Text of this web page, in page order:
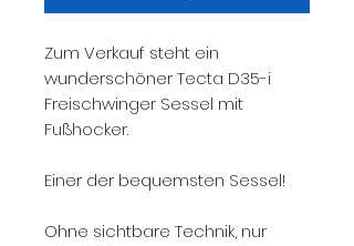
Zum Verkauf steht ein
wunderschöner Tecta D35-i
Freischwinger Sessel mit
Fußhocker.
Einer der bequemsten Sessel!
Ohne sichtbare Technik, nur